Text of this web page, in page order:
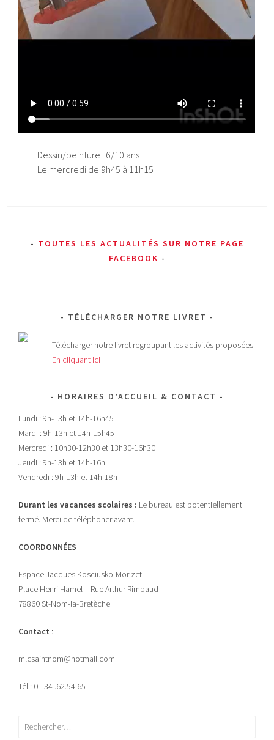
Dessin/peinture : 6/10 ans
Le mercredi de 9h45 à 11h15
TOUTES LES ACTUALITÉS SUR NOTRE PAGE
FACEBOOK
TÉLÉCHARGER NOTRE LIVRET
Télécharger notre livret regroupant les activités proposées
En cliquant ici
HORAIRES D’ACCUEIL & CONTACT
Lundi : 9h-13h et 14h-16h45
Mardi : 9h-13h et 14h-15h45
Mercredi : 10h30-12h30 et 13h30-16h30
Jeudi : 9h-13h et 14h-16h
Vendredi : 9h-13h et 14h-18h
Durant les vacances scolaires : Le bureau est potentiellement
fermé. Merci de téléphoner avant.
COORDONNÉES
Espace Jacques Kosciusko-Morizet
Place Henri Hamel – Rue Arthur Rimbaud
78860 St-Nom-la-Bretèche
Contact :
mlcsaintnom@hotmail.com
Tél : 01.34 .62.54.65
Rechercher :